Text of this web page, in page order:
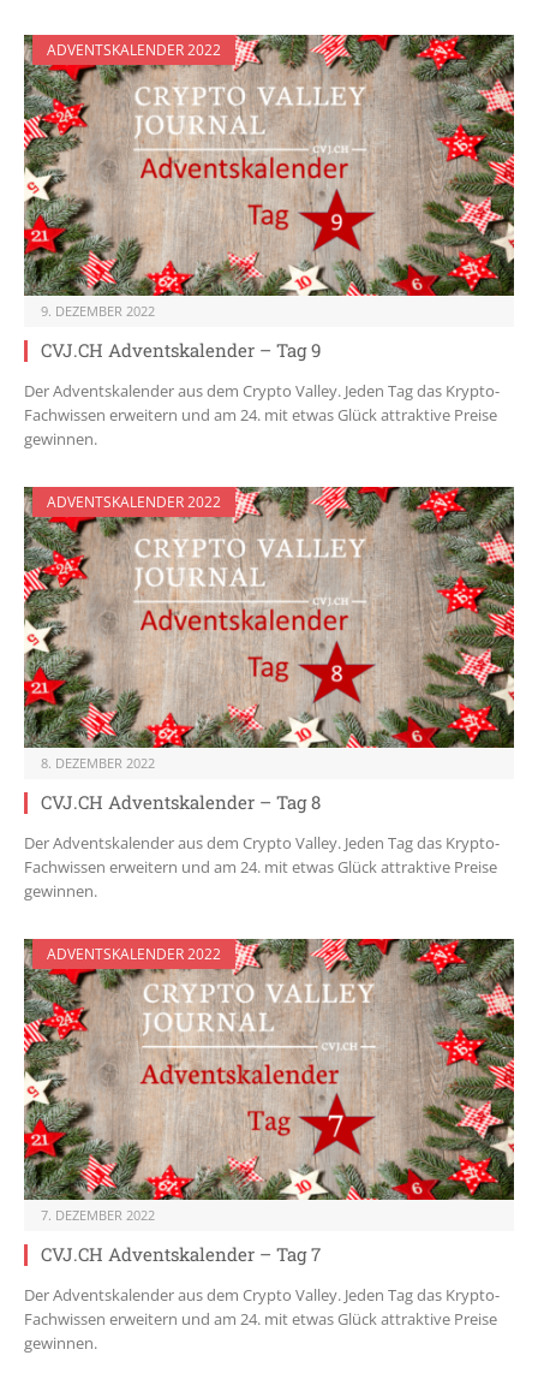
ADVENTSKALENDER 2022
9. DEZEMBER 2022
CVJ.CH Adventskalender – Tag 9
Der Adventskalender aus dem Crypto Valley. Jeden Tag das Krypto-
Fachwissen erweitern und am 24. mit etwas Glück attraktive Preise
gewinnen.
ADVENTSKALENDER 2022
8. DEZEMBER 2022
CVJ.CH Adventskalender – Tag 8
Der Adventskalender aus dem Crypto Valley. Jeden Tag das Krypto-
Fachwissen erweitern und am 24. mit etwas Glück attraktive Preise
gewinnen.
ADVENTSKALENDER 2022
7. DEZEMBER 2022
CVJ.CH Adventskalender – Tag 7
Der Adventskalender aus dem Crypto Valley. Jeden Tag das Krypto-
Fachwissen erweitern und am 24. mit etwas Glück attraktive Preise
gewinnen.